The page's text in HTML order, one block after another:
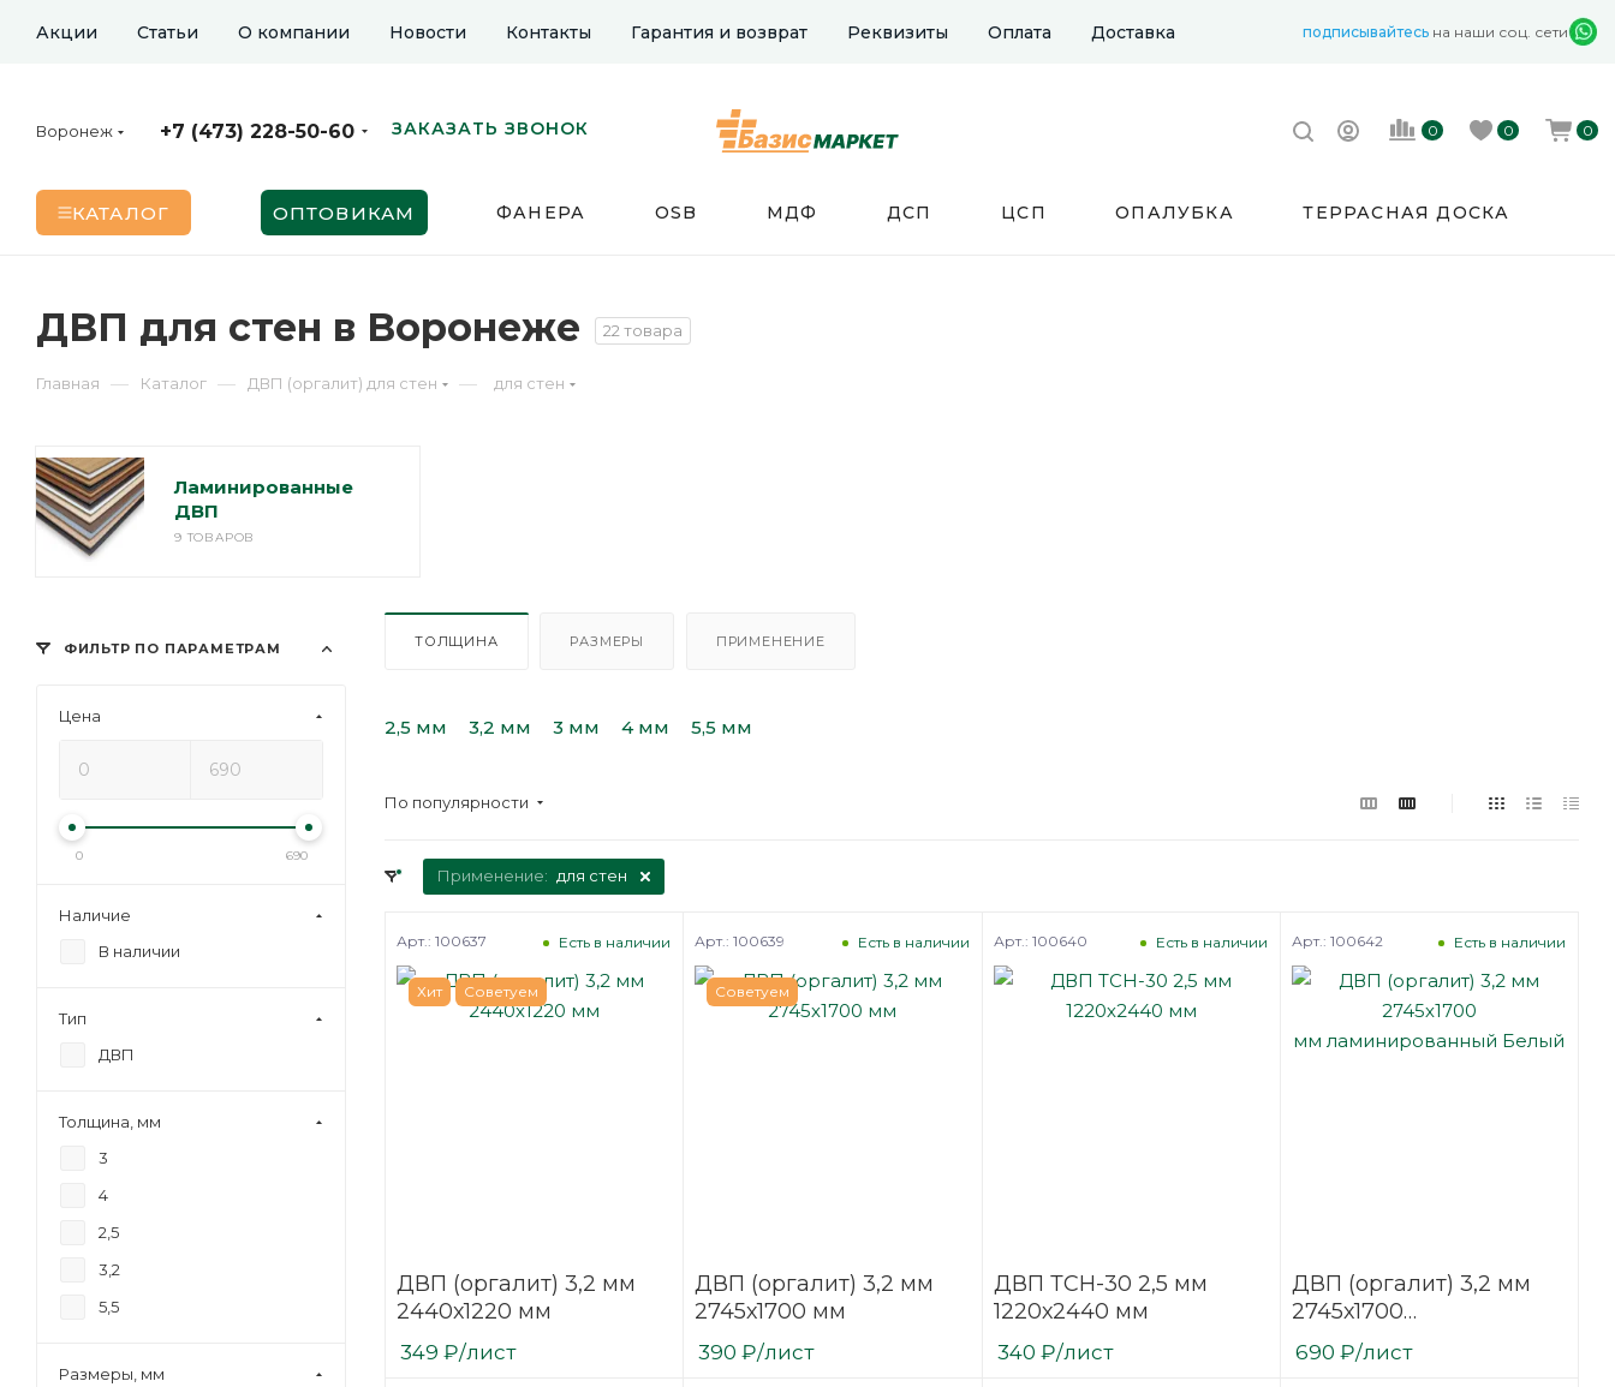
Акции Статьи О компании Новости Контакты Гарантия и возврат Реквизиты Оплата Доставка подписывайтесь на наши соц. сети
Воронеж +7 (473) 228-50-60 ЗАКАЗАТЬ ЗВОНОК 0 0 0
КАТАЛОГ ОПТОВИКАМ ФАНЕРА OSB МДФ ДСП ЦСП ОПАЛУБКА ТЕРРАСНАЯ ДОСКА
ДВП для стен в Воронеже 22 товара
Главная — Каталог — ДВП (оргалит) для стен — для стен
Ламинированные
ДВП
9 ТОВАРОВ
ТОЛЩИНА РАЗМЕРЫ ПРИМЕНЕНИЕ
2,5 мм 3,2 мм 3 мм 4 мм 5,5 мм
По популярности
Применение: для стен
Хит Советуем
ДВП (оргалит) 3,2 мм
2440х1220 мм
Есть в наличии
Арт.: 100637
349 ₽/лист
Советуем
ДВП (оргалит) 3,2 мм
2745х1700 мм
Есть в наличии
Арт.: 100639
390 ₽/лист
ДВП ТСН-30 2,5 мм
1220х2440 мм
Есть в наличии
Арт.: 100640
340 ₽/лист
ДВП (оргалит) 3,2 мм
2745х1700
мм ламинированный
Белый
Есть в наличии
Арт.: 100642
690 ₽/лист
ФИЛЬТР ПО ПАРАМЕТРАМ
Цена
0 690
Наличие
В наличии
Тип
ДВП
Толщина, мм
3
4
2,5
3,2
5,5
Размеры, мм